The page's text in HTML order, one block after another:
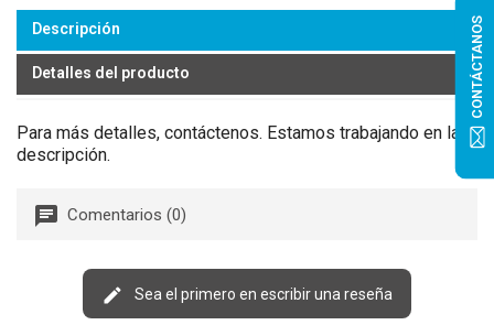
Descripción
Detalles del producto
Para más detalles, contáctenos. Estamos trabajando en la
descripción.
Comentarios (0)
Sea el primero en escribir una reseña
CONTÁCTANOS